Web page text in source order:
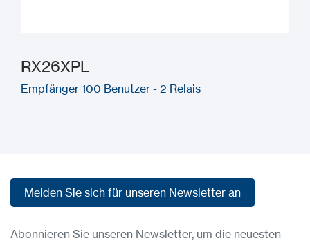
RX26XPL
Empfänger 100 Benutzer - 2 Relais
Melden Sie sich für unseren Newsletter an
Abonnieren Sie unseren Newsletter, um die neuesten